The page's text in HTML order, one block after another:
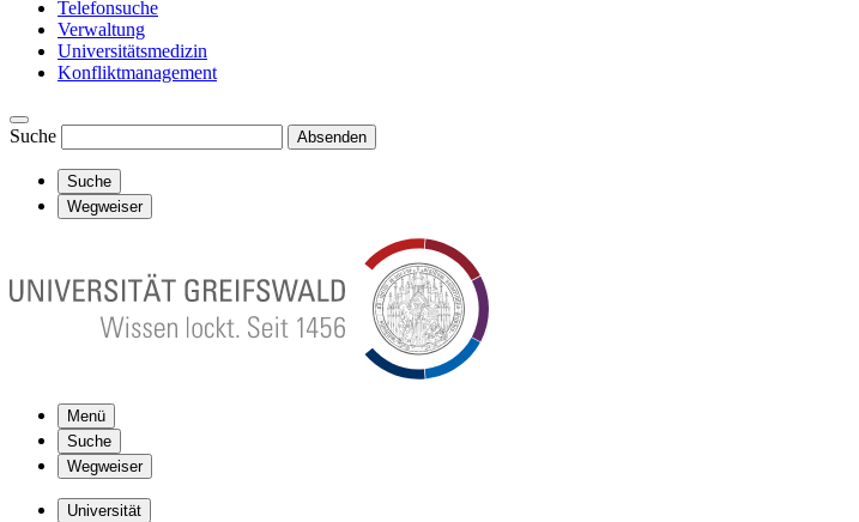
Telefonsuche
Verwaltung
Universitätsmedizin
Konfliktmanagement
Suche Absenden
Suche
Wegweiser
Menü
Suche
Wegweiser
Universität